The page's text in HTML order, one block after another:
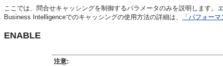
ここでは、問合せキャッシングを制御するパラメータのみを説明します。
Business Intelligenceでのキャッシングの使用方法の詳細は、 「パフォー
ENABLE
注意: